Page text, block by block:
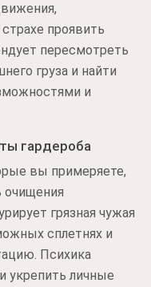
проявить
пересмотреть
груза и найти
и
гардероба
вы примеряете,
очищения
грязная чужая
сплетнях и
Психика
укрепить личные